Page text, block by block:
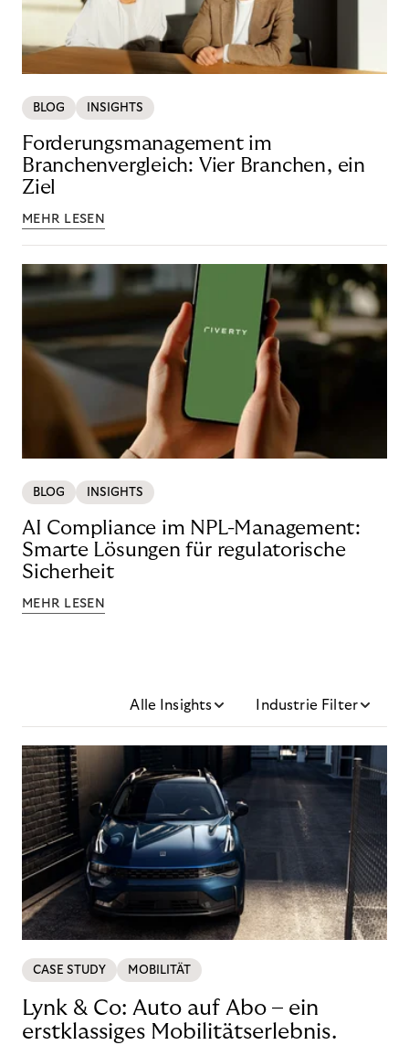
BLOG INSIGHTS
Forderungsmanagement im
Branchenvergleich: Vier Branchen, ein
Ziel
MEHR LESEN
BLOG INSIGHTS
AI Compliance im NPL-Management:
Smarte Lösungen für regulatorische
Sicherheit
MEHR LESEN
Alle Insights Industrie Filter
CASE STUDY MOBILITÄT
Lynk & Co: Auto auf Abo – ein
erstklassiges Mobilitätserlebnis.